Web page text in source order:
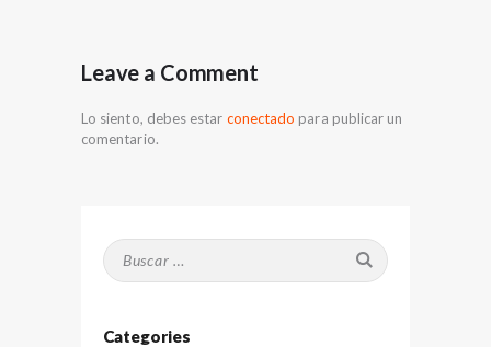
Leave a Comment
Lo siento, debes estar conectado para publicar un
comentario.
Buscar:
Categories